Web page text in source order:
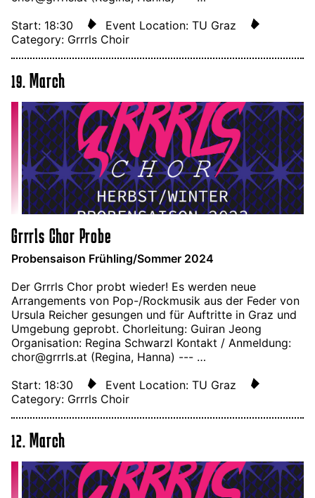
Start: 18:30
Event Location: TU Graz
Category: Grrrls Choir
19. March
Grrrls Chor Probe
Probensaison Frühling/Sommer 2024
Der Grrrls Chor probt wieder! Es werden neue
Arrangements von Pop-/Rockmusik aus der Feder von
Ursula Reicher gesungen und für Auftritte in Graz und
Umgebung geprobt. Chorleitung: Guiran Jeong
Organisation: Regina Schwarzl Kontakt / Anmeldung:
chor@grrrls.at (Regina, Hanna) --- …
Start: 18:30
Event Location: TU Graz
Category: Grrrls Choir
12. March